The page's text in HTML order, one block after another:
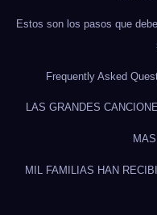
Estos son los pasos que
Frequently Asked
LAS GRANDES
MIL FAMILIAS HAN